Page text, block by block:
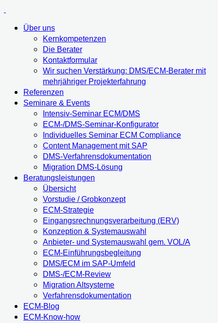
Über uns
Kernkompetenzen
Die Berater
Kontaktformular
Wir suchen Verstärkung: DMS/ECM-Berater mit
mehrjähriger Projekterfahrung
Referenzen
Seminare & Events
Intensiv-Seminar ECM/DMS
ECM-/DMS-Seminar-Konfigurator
Individuelles Seminar ECM Compliance
Content Management mit SAP
DMS-Verfahrensdokumentation
Migration DMS-Lösung
Beratungsleistungen
Übersicht
Vorstudie / Grobkonzept
ECM-Strategie
Eingangsrechnungsverarbeitung (ERV)
Konzeption & Systemauswahl
Anbieter- und Systemauswahl gem. VOL/A
ECM-Einführungsbegleitung
DMS/ECM im SAP-Umfeld
DMS-/ECM-Review
Migration Altsysteme
Verfahrensdokumentation
ECM-Blog
ECM-Know-how